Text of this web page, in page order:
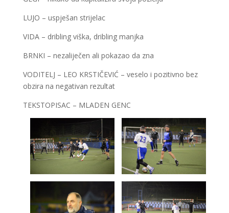
LUJO – uspješan strijelac
VIDA – dribling viška, dribling manjka
BRNKI – nezaliječen ali pokazao da zna
VODITELJ – LEO KRSTIČEVIĆ – veselo i pozitivno bez
obzira na negativan rezultat
TEKSTOPISAC – MLADEN GENC